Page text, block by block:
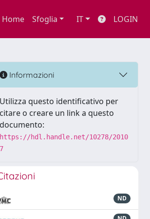
Home Sfoglia IT LOGIN
Informazioni
Utilizza questo identificativo per
citare o creare un link a questo
documento:
https://hdl.handle.net/10278/2010
7
ND